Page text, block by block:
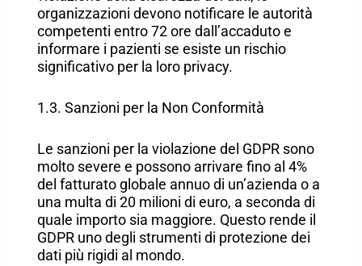
organizzazioni devono notificare le autorità
competenti entro 72 ore dall’accaduto e
informare i pazienti se esiste un rischio
significativo per la loro privacy.
1.3. Sanzioni per la Non Conformità
Le sanzioni per la violazione del GDPR sono
molto severe e possono arrivare fino al 4%
del fatturato globale annuo di un’azienda o a
una multa di 20 milioni di euro, a seconda di
quale importo sia maggiore. Questo rende il
GDPR uno degli strumenti di protezione dei
dati più rigidi al mondo.